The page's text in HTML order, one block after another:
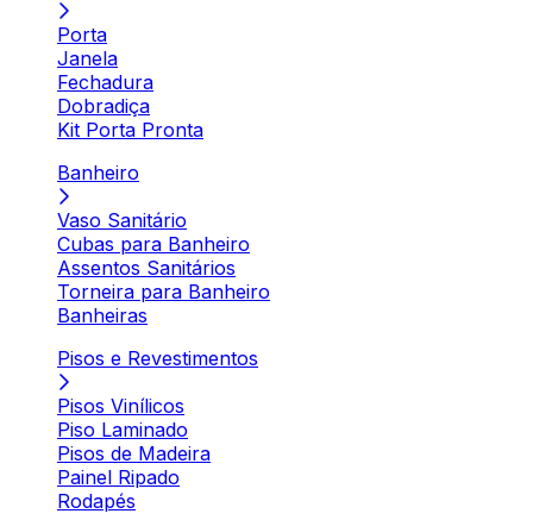
Porta
Janela
Fechadura
Dobradiça
Kit Porta Pronta
Banheiro
Vaso Sanitário
Cubas para Banheiro
Assentos Sanitários
Torneira para Banheiro
Banheiras
Pisos e Revestimentos
Pisos Vinílicos
Piso Laminado
Pisos de Madeira
Painel Ripado
Rodapés